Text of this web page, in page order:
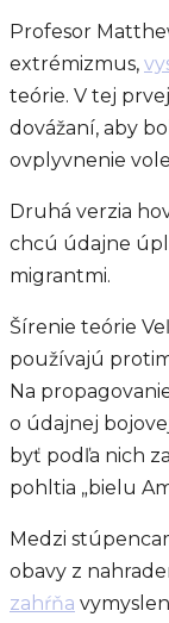
Profesor
extrémizmus,
teórie. V tej
dovážaní, aby
ovplyvnenie
Druhá verzia
chcú údajne
migrantmi.
Šírenie teórie
používajú
Na
o údajnej
byť podľa nich
pohltia „bielu
Medzi
obavy z
zahŕňa